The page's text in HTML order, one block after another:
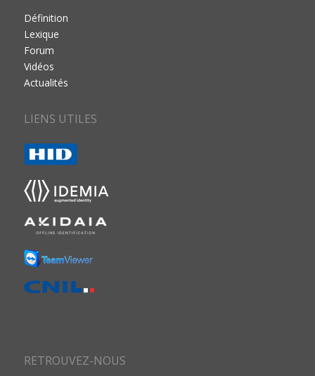
Définition
Lexique
Forum
Vidéos
Actualités
LIENS UTILES
RETROUVEZ-NOUS